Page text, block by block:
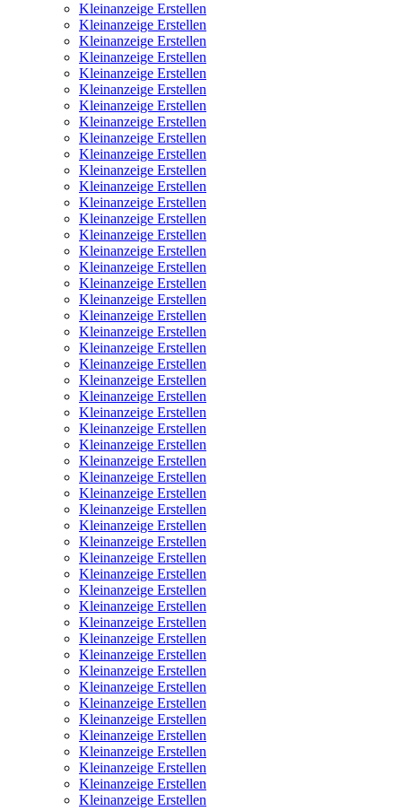
Kleinanzeige Erstellen
Kleinanzeige Erstellen
Kleinanzeige Erstellen
Kleinanzeige Erstellen
Kleinanzeige Erstellen
Kleinanzeige Erstellen
Kleinanzeige Erstellen
Kleinanzeige Erstellen
Kleinanzeige Erstellen
Kleinanzeige Erstellen
Kleinanzeige Erstellen
Kleinanzeige Erstellen
Kleinanzeige Erstellen
Kleinanzeige Erstellen
Kleinanzeige Erstellen
Kleinanzeige Erstellen
Kleinanzeige Erstellen
Kleinanzeige Erstellen
Kleinanzeige Erstellen
Kleinanzeige Erstellen
Kleinanzeige Erstellen
Kleinanzeige Erstellen
Kleinanzeige Erstellen
Kleinanzeige Erstellen
Kleinanzeige Erstellen
Kleinanzeige Erstellen
Kleinanzeige Erstellen
Kleinanzeige Erstellen
Kleinanzeige Erstellen
Kleinanzeige Erstellen
Kleinanzeige Erstellen
Kleinanzeige Erstellen
Kleinanzeige Erstellen
Kleinanzeige Erstellen
Kleinanzeige Erstellen
Kleinanzeige Erstellen
Kleinanzeige Erstellen
Kleinanzeige Erstellen
Kleinanzeige Erstellen
Kleinanzeige Erstellen
Kleinanzeige Erstellen
Kleinanzeige Erstellen
Kleinanzeige Erstellen
Kleinanzeige Erstellen
Kleinanzeige Erstellen
Kleinanzeige Erstellen
Kleinanzeige Erstellen
Kleinanzeige Erstellen
Kleinanzeige Erstellen
Kleinanzeige Erstellen